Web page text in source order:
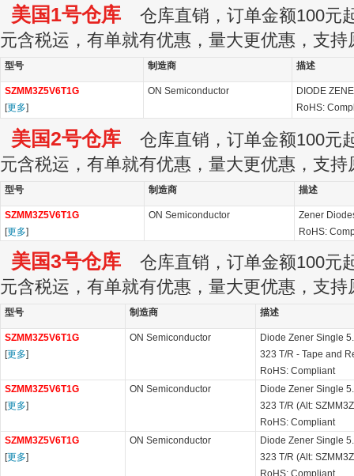
美国1号仓库 仓库直销，订单金额100元
元含税运，有单就有优惠，量大更优惠，支持
型号 制造商 描述
SZMM3Z5V6T1G
[更多]
ON Semiconductor
DIODE
RoHS:
美国2号仓库 仓库直销，订单金额100元
元含税运，有单就有优惠，量大更优惠，支持
型号 制造商 描述
SZMM3Z5V6T1G
[更多]
ON Semiconductor
Zener
RoHS:
美国3号仓库 仓库直销，订单金额100元
元含税运，有单就有优惠，量大更优惠，支持
型号 制造商 描述
SZMM3Z5V6T1G
[更多]
ON Semiconductor
Diode Zener Single
323 T/R - Tape and
RoHS: Compliant
SZMM3Z5V6T1G
[更多]
ON Semiconductor
Diode Zener Single
323 T/R (Alt:
RoHS: Compliant
SZMM3Z5V6T1G
[更多]
ON Semiconductor
Diode Zener Single
323 T/R (Alt:
RoHS: Compliant